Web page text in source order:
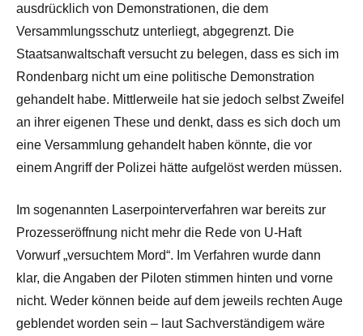
ausdrücklich von Demonstrationen, die dem
Versammlungsschutz unterliegt, abgegrenzt. Die
Staatsanwaltschaft versucht zu belegen, dass es sich im
Rondenbarg nicht um eine politische Demonstration
gehandelt habe. Mittlerweile hat sie jedoch selbst Zweifel
an ihrer eigenen These und denkt, dass es sich doch um
eine Versammlung gehandelt haben könnte, die vor
einem Angriff der Polizei hätte aufgelöst werden müssen.
Im sogenannten Laserpointerverfahren war bereits zur
Prozesseröffnung nicht mehr die Rede von U-Haft
Vorwurf „versuchtem Mord“. Im Verfahren wurde dann
klar, die Angaben der Piloten stimmen hinten und vorne
nicht. Weder können beide auf dem jeweils rechten Auge
geblendet worden sein – laut Sachverständigem wäre